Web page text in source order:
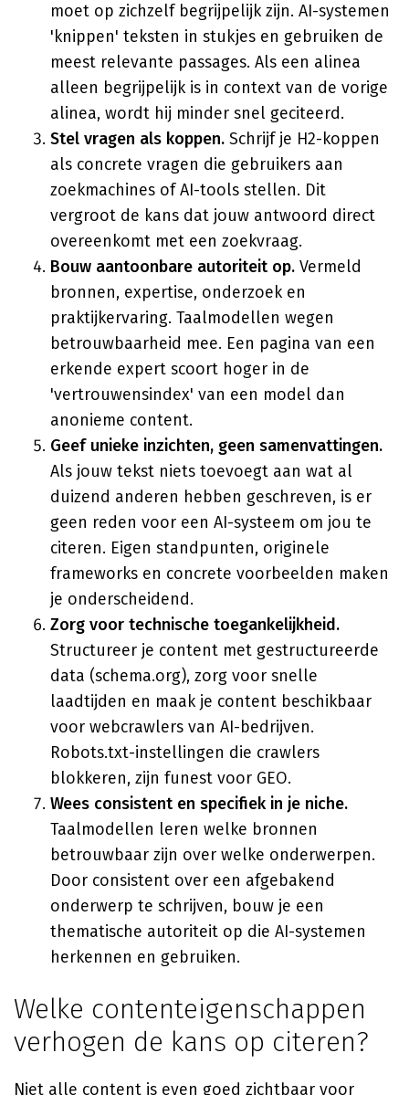
moet op zichzelf begrijpelijk zijn. AI-systemen
'knippen' teksten in stukjes en gebruiken de
meest relevante passages. Als een alinea
alleen begrijpelijk is in context van de vorige
alinea, wordt hij minder snel geciteerd.
Stel vragen als koppen. Schrijf je H2-koppen
als concrete vragen die gebruikers aan
zoekmachines of AI-tools stellen. Dit
vergroot de kans dat jouw antwoord direct
overeenkomt met een zoekvraag.
Bouw aantoonbare autoriteit op. Vermeld
bronnen, expertise, onderzoek en
praktijkervaring. Taalmodellen wegen
betrouwbaarheid mee. Een pagina van een
erkende expert scoort hoger in de
'vertrouwensindex' van een model dan
anonieme content.
Geef unieke inzichten, geen samenvattingen.
Als jouw tekst niets toevoegt aan wat al
duizend anderen hebben geschreven, is er
geen reden voor een AI-systeem om jou te
citeren. Eigen standpunten, originele
frameworks en concrete voorbeelden maken
je onderscheidend.
Zorg voor technische toegankelijkheid.
Structureer je content met gestructureerde
data (schema.org), zorg voor snelle
laadtijden en maak je content beschikbaar
voor webcrawlers van AI-bedrijven.
Robots.txt-instellingen die crawlers
blokkeren, zijn funest voor GEO.
Wees consistent en specifiek in je niche.
Taalmodellen leren welke bronnen
betrouwbaar zijn over welke onderwerpen.
Door consistent over een afgebakend
onderwerp te schrijven, bouw je een
thematische autoriteit op die AI-systemen
herkennen en gebruiken.
Welke contenteigenschappen
verhogen de kans op citeren?
Niet alle content is even goed zichtbaar voor